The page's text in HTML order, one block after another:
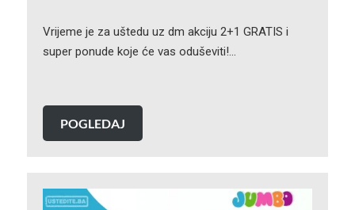
Vrijeme je za uštedu uz dm akciju 2+1 GRATIS i
super ponude koje će vas oduševiti!…
POGLEDAJ